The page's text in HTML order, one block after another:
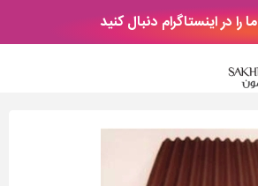
ما را در اینستاگرام دنبال کنید